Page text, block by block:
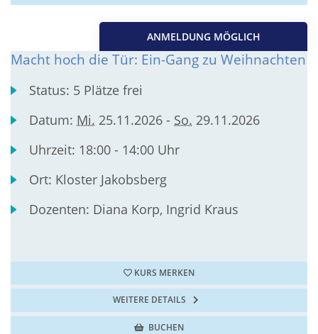
ANMELDUNG MÖGLICH
Macht hoch die Tür: Ein-Gang zu Weihnachten
Status: 5 Plätze frei
Datum: Mi. 25.11.2026 - So. 29.11.2026
Uhrzeit: 18:00 - 14:00 Uhr
Ort: Kloster Jakobsberg
Dozenten: Diana Korp, Ingrid Kraus
KURS MERKEN
WEITERE DETAILS
BUCHEN